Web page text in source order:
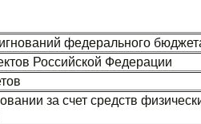
федерального
Российской Федерации
за счет средств